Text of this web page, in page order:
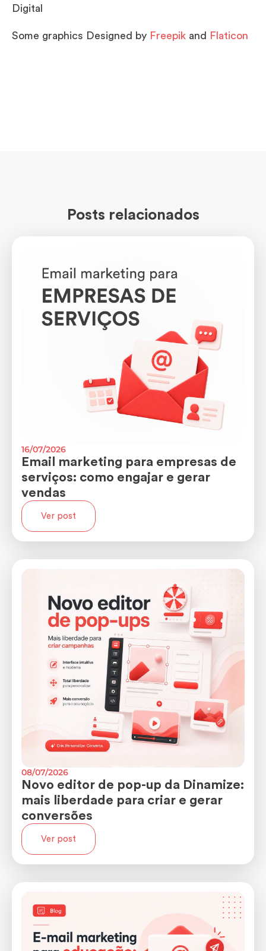
Digital
Some graphics Designed by Freepik and Flaticon
Posts relacionados
16/07/2026
Email marketing para empresas de
serviços: como engajar e gerar
vendas
Ver post
08/07/2026
Novo editor de pop-up da Dinamize:
mais liberdade para criar e gerar
conversões
Ver post